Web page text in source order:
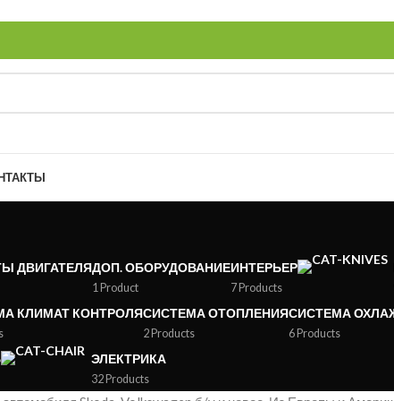
ДВИГАТЕЛЯДОП. ОБОРУДОВАНИЕ
1 Product
ИНТЕРЬЕР
7 Products
КЛИМАТ КОНТРОЛЯСИСТЕМА ОТОПЛЕНИЯ
2 Products
СИСТЕМА
6 Products
ЭЛЕКТРИКА
32 Products